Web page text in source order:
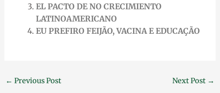
EL PACTO DE NO CRECIMIENTO
LATINOAMERICANO
EU PREFIRO FEIJÃO, VACINA E EDUCAÇÃO
← Previous Post Next Post →